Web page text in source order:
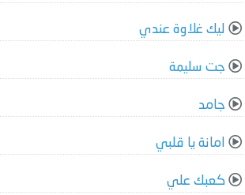
ليك غلاوة عندي
جت سليمة
جامد
امانة يا قلبي
كعبك علي